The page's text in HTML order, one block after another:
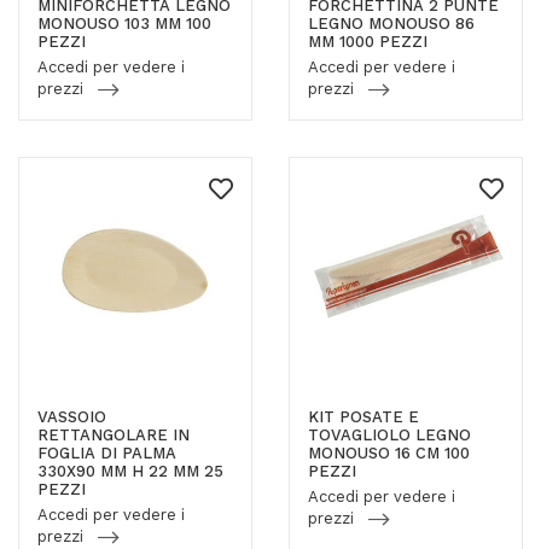
MINIFORCHETTA LEGNO
MONOUSO 103 MM 100
PEZZI
Accedi per vedere i
prezzi
FORCHETTINA 2 PUNTE
LEGNO MONOUSO 86
MM 1000 PEZZI
Accedi per vedere i
prezzi
VASSOIO
RETTANGOLARE IN
FOGLIA DI PALMA
330X90 MM H 22 MM 25
PEZZI
Accedi per vedere i
prezzi
KIT POSATE E
TOVAGLIOLO LEGNO
MONOUSO 16 CM 100
PEZZI
Accedi per vedere i
prezzi